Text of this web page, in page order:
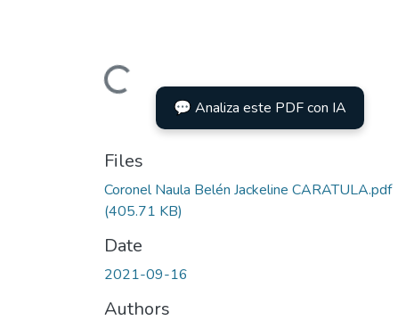
Loading... 💬 Analiza este PDF con IA
Files
Coronel Naula Belén Jackeline CARATULA.pdf
(405.71 KB)
Date
2021-09-16
Authors